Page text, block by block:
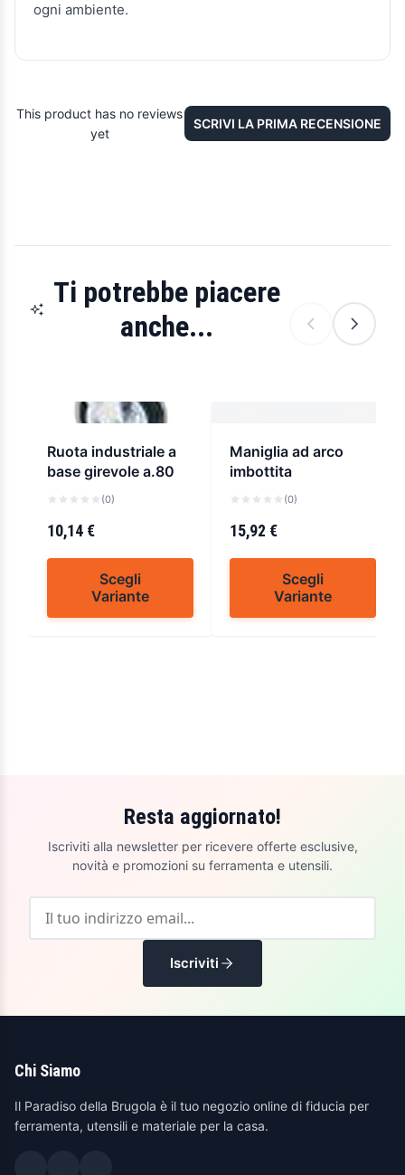
ogni ambiente.
This product has no reviews
yet
SCRIVI LA PRIMA RECENSIONE
Ti potrebbe piacere
anche...
Ruota industriale a
base girevole a.80
(0)
10,14 €
Scegli
Variante
Maniglia ad arco
imbottita
(0)
15,92 €
Scegli
Variante
Resta aggiornato!
Iscriviti alla newsletter per ricevere offerte esclusive,
novità e promozioni su ferramenta e utensili.
Iscriviti
Chi Siamo
Il Paradiso della Brugola è il tuo negozio online di fiducia per
ferramenta, utensili e materiale per la casa.